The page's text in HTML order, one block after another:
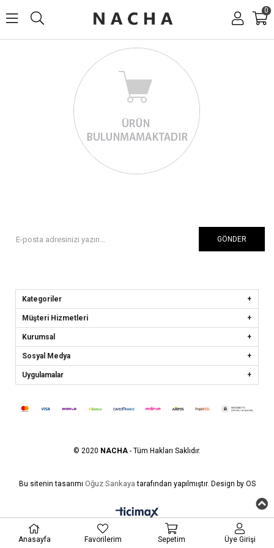
0
GÖNDER
Kategoriler
Müşteri Hizmetleri
Kurumsal
Sosyal Medya
Uygulamalar
© 2020 NACHA - Tüm Hakları Saklıdır.
Bu sitenin tasarımı Oğuz Sarıkaya tarafından yapılmıştır. Design by OS
Anasayfa Favorilerim Sepetim Üye Girişi